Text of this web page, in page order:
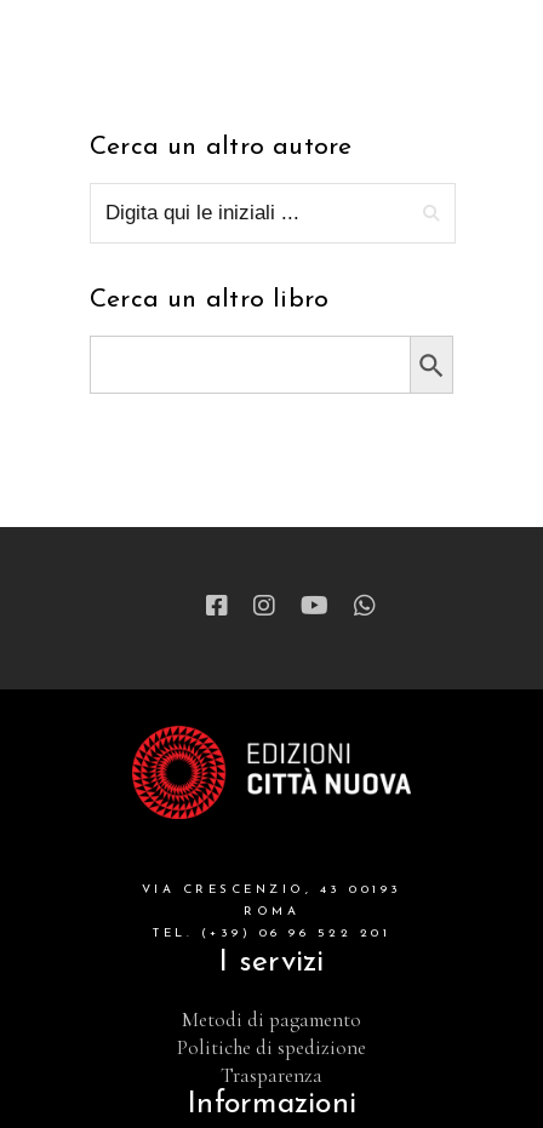
Cerca un altro autore
Cerca un altro libro
Search Button
VIA CRESCENZIO, 43 00193
ROMA
TEL. (+39) 06 96 522 201
I servizi
Metodi di pagamento
Politiche di spedizione
Trasparenza
Informazioni